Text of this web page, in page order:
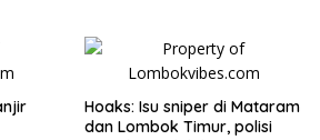
Hoaks: Isu sniper di Mataram
dan Lombok Timur, polisi